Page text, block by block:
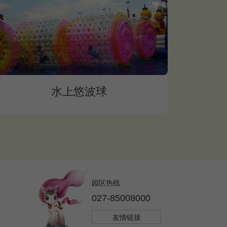
水上悠波球
园区热线
027-85008000
友情链接